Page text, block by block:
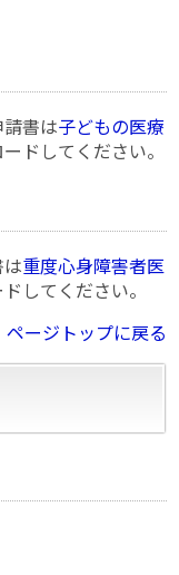
書は子どもの医療
ドしてください。
重度心身障害者医
してください。
ページトップに戻る